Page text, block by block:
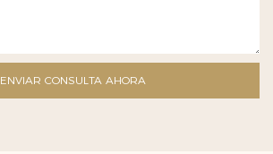
ENVIAR CONSULTA AHORA